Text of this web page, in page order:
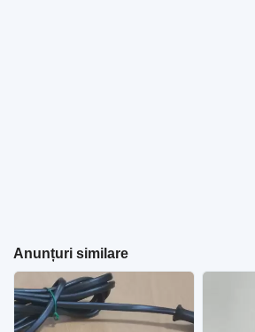
Anunțuri similare